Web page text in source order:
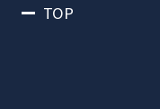
TOP